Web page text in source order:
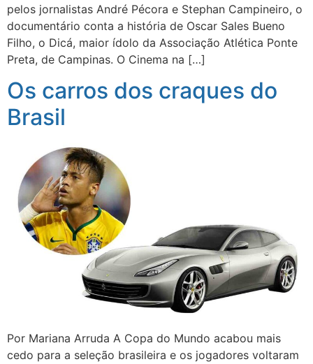
pelos jornalistas André Pécora e Stephan Campineiro, o
documentário conta a história de Oscar Sales Bueno
Filho, o Dicá, maior ídolo da Associação Atlética Ponte
Preta, de Campinas. O Cinema na […]
Os carros dos craques do
Brasil
Por Mariana Arruda A Copa do Mundo acabou mais
cedo para a seleção brasileira e os jogadores voltaram